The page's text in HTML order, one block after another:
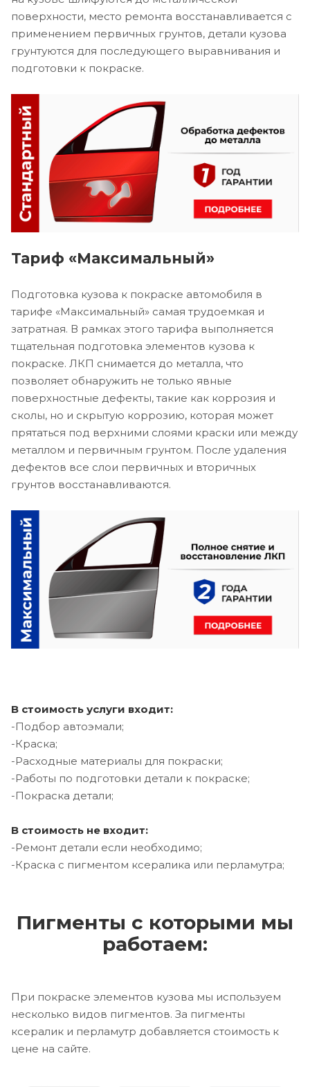
поверхности, место ремонта восстанавливается с
применением первичных грунтов, детали кузова
грунтуются для последующего выравнивания и
подготовки к покраске.
Тариф «Максимальный»
Подготовка кузова к покраске автомобиля в
тарифе «Максимальный» самая трудоемкая и
затратная. В рамках этого тарифа выполняется
тщательная подготовка элементов кузова к
покраске. ЛКП снимается до металла, что
позволяет обнаружить не только явные
поверхностные дефекты, такие как коррозия и
сколы, но и скрытую коррозию, которая может
прятаться под верхними слоями краски или между
металлом и первичным грунтом. После удаления
дефектов все слои первичных и вторичных
грунтов восстанавливаются.
В стоимость услуги входит:
-Подбор автоэмали;
-Краска;
-Расходные материалы для покраски;
-Работы по подготовки детали к покраске;
-Покраска детали;
В стоимость не входит:
-Ремонт детали если необходимо;
-Краска с пигментом ксералика или перламутра;
Пигменты с которыми мы
работаем:
При покраске элементов кузова мы используем
несколько видов пигментов. За пигменты
ксералик и перламутр добавляется стоимость к
цене на сайте.